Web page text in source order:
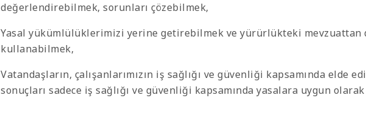
değerlendirebilmek, sorunları çözebilmek,
Yasal yükümlülüklerimizi yerine getirebilmek ve yürürlükteki mevzuattan
kullanabilmek,
Vatandaşların, çalışanlarımızın iş sağlığı ve güvenliği kapsamında elde
sonuçları sadece iş sağlığı ve güvenliği kapsamında yasalara uygun